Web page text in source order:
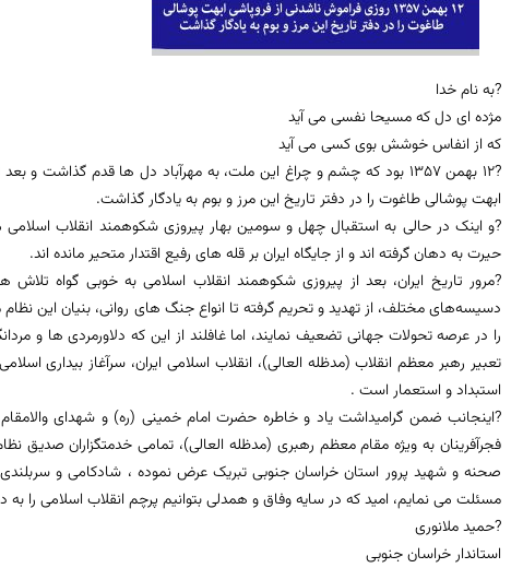
?به نام خدا
مژده ای دل که مسیحا نفسی می ‏آید
که از انفاس خوشش بوی کسی می ‏آید
ابهت پوشالی طاغوت را در دفتر تاریخ این مرز و بوم به یادگار گذاشت.
?و اینک در حالی به استقبال چهل و سومین بهار پیروزی شکوهمند انقلاب اسلامی
حیرت به دهان گرفته اند و از جایگاه ایران بر قله های رفیع اقتدار متحیر مانده اند.
?مرور تاریخ ایران، بعد از پیروزی شکوهمند انقلاب اسلامی به خوبی گواه
دسیسه‌های مختلف، از تهدید و تحریم گرفته تا انواع جنگ های روانی، بنیان این نظام
را در عرصه تحولات جهانی تضعیف نمایند، اما غافلند از این که دلاورمردی ها و
تعبیر رهبر معظم انقلاب (مدظله العالی)، انقلاب اسلامی ایران، سرآغاز بیداری
استبداد و استعمار است .
?اینجانب ضمن گراميداشت یاد و خاطره حضرت امام خمینی (ره) و شهدای والامقام
فجرآفرينان به ويژه مقام معظم رهبری (مدظله العالی)، تمامی خدمتگزاران
صحنه و شهيد پرور استان خراسان جنوبی تبریک عرض نموده ، شادکامی و سربلندی
مسئلت می نمایم، امید که در سایه وفاق و همدلی بتوانیم پرچم انقلاب اسلامی
?حمید ملانوری
استاندار خراسان جنوبی